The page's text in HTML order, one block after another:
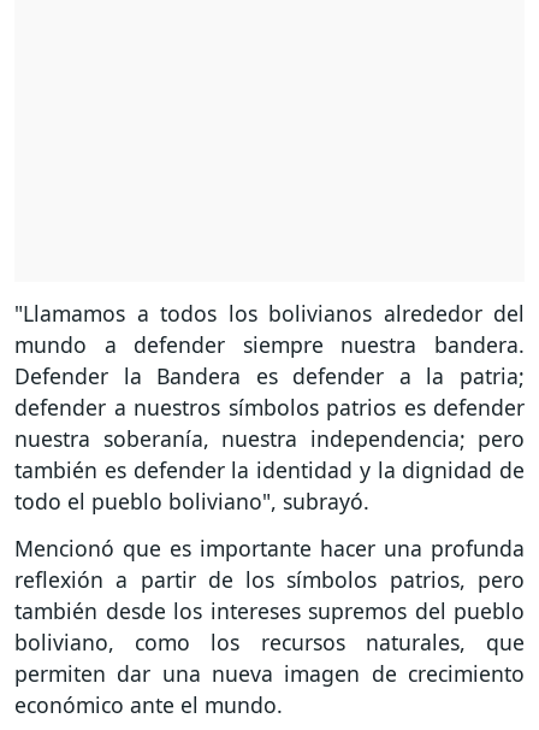
"Llamamos a todos los bolivianos alrededor del
mundo a defender siempre nuestra bandera.
Defender la Bandera es defender a la patria;
defender a nuestros símbolos patrios es defender
nuestra soberanía, nuestra independencia; pero
también es defender la identidad y la dignidad de
todo el pueblo boliviano", subrayó.
Mencionó que es importante hacer una profunda
reflexión a partir de los símbolos patrios, pero
también desde los intereses supremos del pueblo
boliviano, como los recursos naturales, que
permiten dar una nueva imagen de crecimiento
económico ante el mundo.